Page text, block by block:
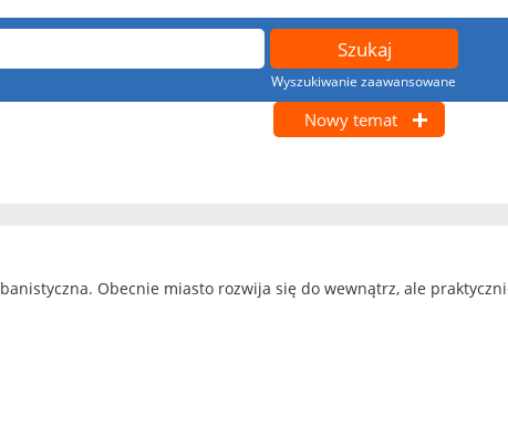
Wyszukiwanie zaawansowane
Nowy temat
Obecnie miasto rozwija się do wewnątrz, ale